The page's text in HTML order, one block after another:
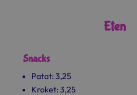
Eten
Snacks
Patat: 3,25
Kroket: 3,25